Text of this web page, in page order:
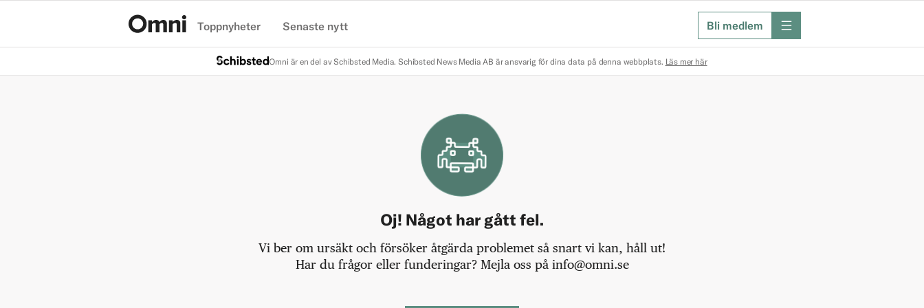
Toppnyheter Senaste nytt Bli medlem meny
Omni är en del av Schibsted Media. Schibsted News Media AB är ansvarig för dina data på denna webbplats. Läs mer här
Oj! Något har gått fel.
Vi ber om ursäkt och försöker åtgärda problemet så snart vi kan, håll ut!
Har du frågor eller funderingar? Mejla oss på info@omni.se